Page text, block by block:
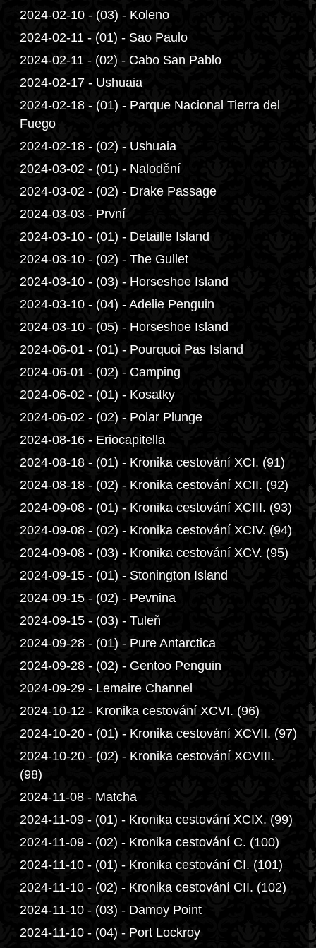
2024-02-10 - (03) - Koleno
2024-02-11 - (01) - Sao Paulo
2024-02-11 - (02) - Cabo San Pablo
2024-02-17 - Ushuaia
2024-02-18 - (01) - Parque Nacional Tierra del
Fuego
2024-02-18 - (02) - Ushuaia
2024-03-02 - (01) - Nalodění
2024-03-02 - (02) - Drake Passage
2024-03-03 - První
2024-03-10 - (01) - Detaille Island
2024-03-10 - (02) - The Gullet
2024-03-10 - (03) - Horseshoe Island
2024-03-10 - (04) - Adelie Penguin
2024-03-10 - (05) - Horseshoe Island
2024-06-01 - (01) - Pourquoi Pas Island
2024-06-01 - (02) - Camping
2024-06-02 - (01) - Kosatky
2024-06-02 - (02) - Polar Plunge
2024-08-16 - Eriocapitella
2024-08-18 - (01) - Kronika cestování XCI. (91)
2024-08-18 - (02) - Kronika cestování XCII. (92)
2024-09-08 - (01) - Kronika cestování XCIII. (93)
2024-09-08 - (02) - Kronika cestování XCIV. (94)
2024-09-08 - (03) - Kronika cestování XCV. (95)
2024-09-15 - (01) - Stonington Island
2024-09-15 - (02) - Pevnina
2024-09-15 - (03) - Tuleň
2024-09-28 - (01) - Pure Antarctica
2024-09-28 - (02) - Gentoo Penguin
2024-09-29 - Lemaire Channel
2024-10-12 - Kronika cestování XCVI. (96)
2024-10-20 - (01) - Kronika cestování XCVII. (97)
2024-10-20 - (02) - Kronika cestování XCVIII.
(98)
2024-11-08 - Matcha
2024-11-09 - (01) - Kronika cestování XCIX. (99)
2024-11-09 - (02) - Kronika cestování C. (100)
2024-11-10 - (01) - Kronika cestování CI. (101)
2024-11-10 - (02) - Kronika cestování CII. (102)
2024-11-10 - (03) - Damoy Point
2024-11-10 - (04) - Port Lockroy